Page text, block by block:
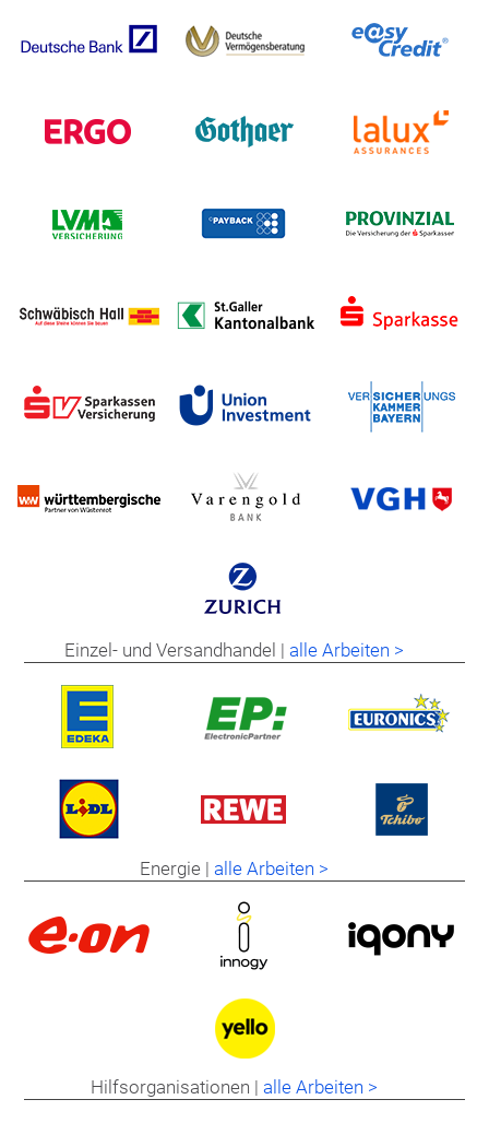
Einzel- und Versandhandel | alle Arbeiten >
Energie | alle Arbeiten >
Hilfsorganisationen | alle Arbeiten >